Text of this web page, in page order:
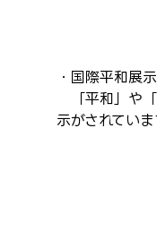
・国際平和展
「平和」や
示がされていま